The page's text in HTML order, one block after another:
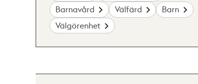
Barnavård
Välfärd
Barn
Välgörenhet